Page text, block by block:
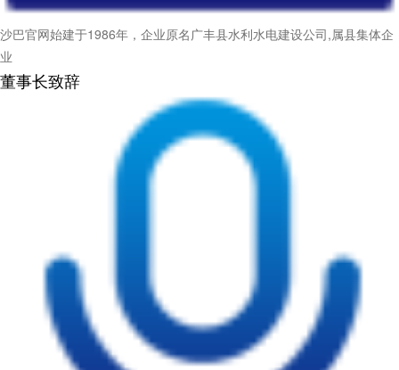
沙巴官网始建于1986年，企业原名广丰县水利水电建设公司,属县集体企
业
董事长致辞